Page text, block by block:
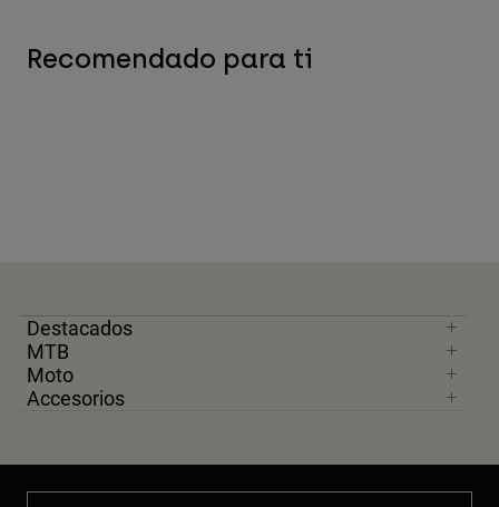
Recomendado para ti
Destacados
MTB
Moto
Accesorios